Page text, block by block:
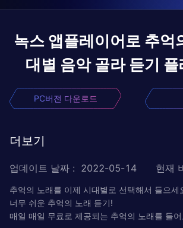
녹스 앱플레이어로 추억
대별 음악 골라 듣기 플
PC버전 다운로드
더보기
업데이트 날짜 : 2022-05-14 현재
추억의 노래를 이제 시대별로 선택해서 들으세
너무 쉬운 추억의 노래 듣기!
매일 매일 무료로 제공되는 추억의 노래를 들